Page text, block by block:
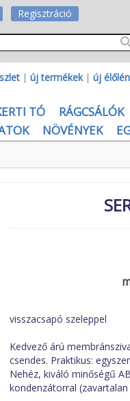
Regisztráció
| új termékek| új
TÓ RÁGCSÁLÓK
NÖVÉNYEK
visszacsapó szeleppel
Kedvező árú
csendes. Praktikus:
Nehéz, kiváló minőségű
kondenzátorral